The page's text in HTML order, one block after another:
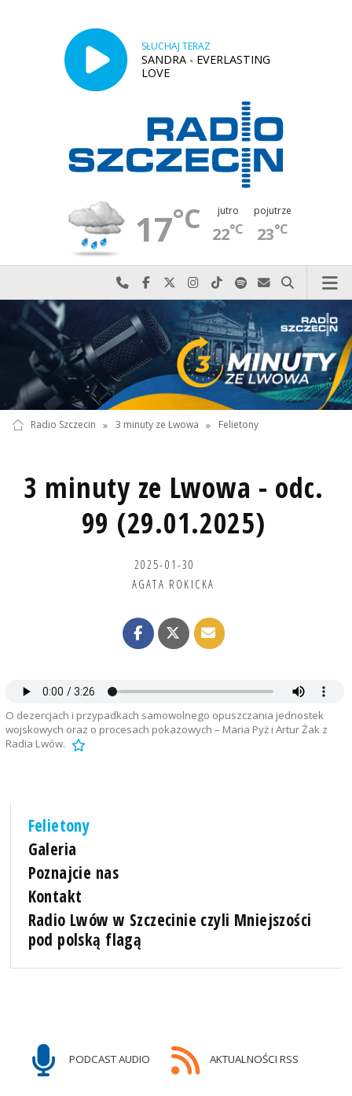
SŁUCHAJ TERAZ
SANDRA - EVERLASTING
LOVE
17°C jutro
22°C
pojutrze
23°C
Najlepiej po prostu do nas zadzwoń
Odwiedź nas na Facebook-u
Odwiedź nas na X
Odwiedź nas na Instagram-ie
Odwiedź nas na TikTok-u
Szukaj nas na Spotify
Wyślij do nas
Szukaj
Radio Szczecin » 3 minuty ze Lwowa » Felietony
3 minuty ze Lwowa - odc.
99 (29.01.2025)
2025-01-30
AGATA ROKICKA
O dezercjach i przypadkach samowolnego opuszczania jednostek
wojskowych oraz o procesach pokazowych – Maria Pyż i Artur Żak z
Radia Lwów.
Felietony
Galeria
Poznajcie nas
Kontakt
Radio Lwów w Szczecinie czyli Mniejszości
pod polską flagą
PODCAST AUDIO AKTUALNOŚCI RSS